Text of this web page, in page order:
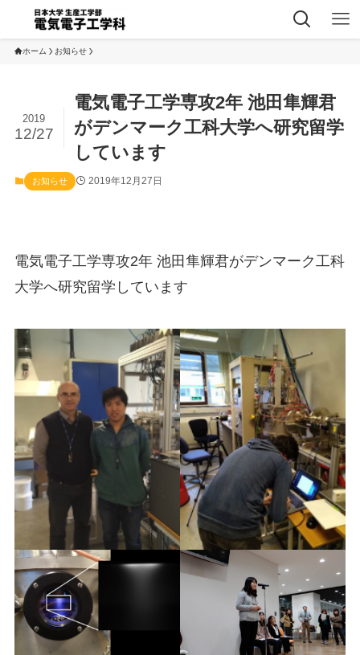
ホーム お知らせ
電気電子工学専攻2年 池田隼輝君
がデンマーク工科大学へ研究留学
しています
2019
12/27
お知らせ 2019年12月27日
電気電子工学専攻2年 池田隼輝君がデンマーク工科
大学へ研究留学しています